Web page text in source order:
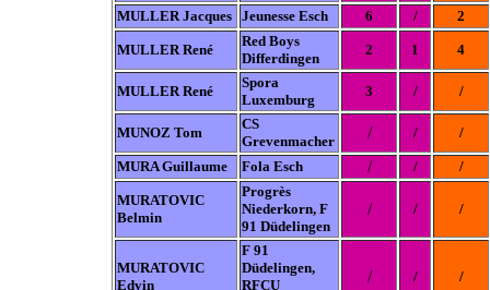
MULLER Jacques Jeunesse Esch 6 / 2
MULLER René
Red Boys
Differdingen
2 1 4
MULLER René
Spora
Luxemburg
3 / /
MUNOZ Tom
CS
Grevenmacher
/ / /
MURA Guillaume Fola Esch / / /
MURATOVIC
Belmin
Progrès
Niederkorn, F
91 Düdelingen
/ / /
MURATOVIC
Edvin
F 91
Düdelingen,
RFCU
/ / /